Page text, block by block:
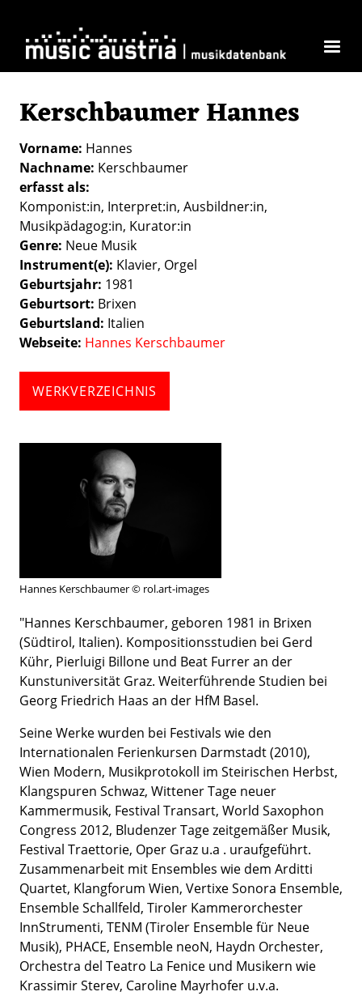
Kerschbaumer Hannes
Vorname Hannes
Nachname Kerschbaumer
erfasst als
Komponist:in Interpret:in Ausbildner:in
Musikpädagog:in Kurator:in
Genre Neue Musik
Instrument(e) Klavier Orgel
Geburtsjahr 1981
Geburtsort Brixen
Geburtsland Italien
Webseite Hannes Kerschbaumer
WERKVERZEICHNIS
Hannes Kerschbaumer © rol.art-images
"Hannes Kerschbaumer, geboren 1981 in Brixen
(Südtirol, Italien). Kompositionsstudien bei Gerd
Kühr, Pierluigi Billone und Beat Furrer an der
Kunstuniversität Graz. Weiterführende Studien bei
Georg Friedrich Haas an der HfM Basel.
Seine Werke wurden bei Festivals wie den
Internationalen Ferienkursen Darmstadt (2010),
Wien Modern, Musikprotokoll im Steirischen Herbst,
Klangspuren Schwaz, Wittener Tage neuer
Kammermusik, Festival Transart, World Saxophon
Congress 2012, Bludenzer Tage zeitgemäßer Musik,
Festival Traettorie, Oper Graz u.a . uraufgeführt.
Zusammenarbeit mit Ensembles wie dem Arditti
Quartet, Klangforum Wien, Vertixe Sonora Ensemble,
Ensemble Schallfeld, Tiroler Kammerorchester
InnStrumenti, TENM (Tiroler Ensemble für Neue
Musik), PHACE, Ensemble neoN, Haydn Orchester,
Orchestra del Teatro La Fenice und Musikern wie
Krassimir Sterev, Caroline Mayrhofer u.v.a.